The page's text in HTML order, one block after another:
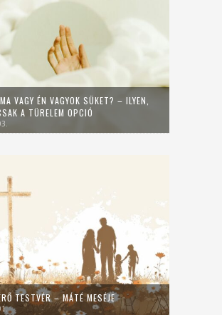
VAGY ÉN VAGYOK SÜKET? – ILYEN,
A TÜRELEM OPCIÓ
TESTVÉR – MÁTÉ MESÉJE